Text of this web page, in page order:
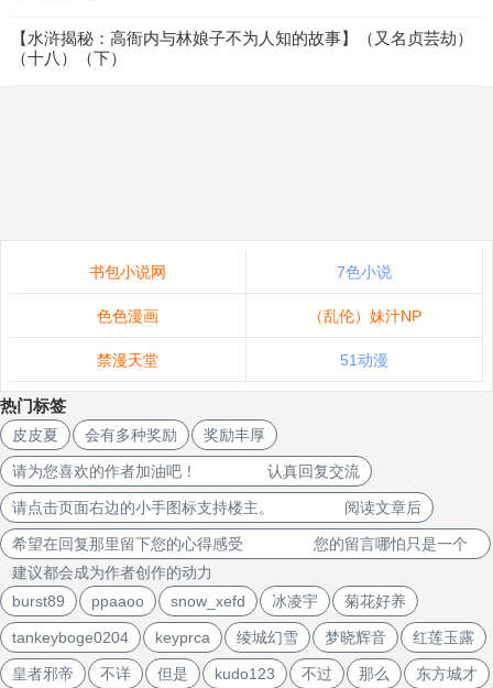
【水浒揭秘：高衙内与林娘子不为人知的故事】（又名贞芸劫）
（十八）（下）
书包小说网 7色小说
色色漫画 （乱伦）妹汁NP
禁漫天堂 51动漫
热门标签
皮皮夏 会有多种奖励 奖励丰厚
请为您喜欢的作者加油吧！ 认真回复交流
请点击页面右边的小手图标支持楼主。 阅读文章后
希望在回复那里留下您的心得感受 您的留言哪怕只是一个
建议都会成为作者创作的动力
burst89
ppaaoo snow_xefd 冰凌宇 菊花好养
tankeyboge0204 keyprca 绫城幻雪 梦晓辉音 红莲玉露
皇者邪帝 不详 但是 kudo123 不过 那么 东方城才